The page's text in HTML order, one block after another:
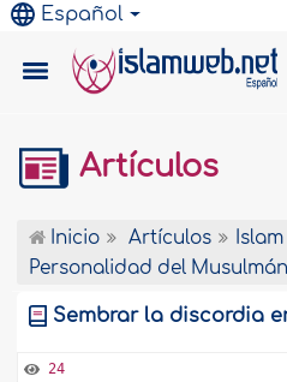
Español
Artículos
Inicio Artículos
Personalidad del Musulmán
Sembrar la discordia
24